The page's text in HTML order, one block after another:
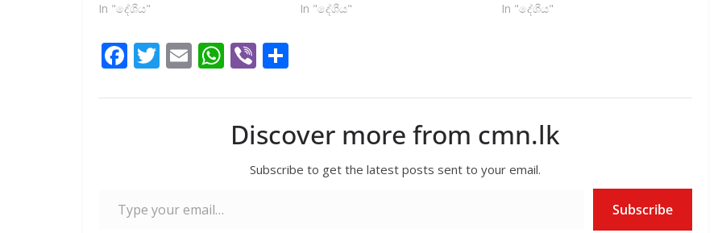
In "දේශීය"
In "දේශීය"
In "දේශීය"
F
e
k
T
itt
E
ai
W
at
s
Vi
er ar
e
Discover more from cmn.lk
Subscribe to get the latest posts sent to your email.
Subscribe